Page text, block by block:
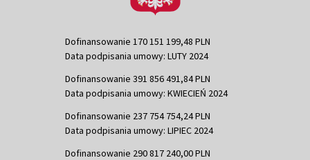
Dofinansowanie 170 151 199,48 PLN
Data podpisania umowy: LUTY 2024
Dofinansowanie 391 856 491,84 PLN
Data podpisania umowy: KWIECIEŃ 2024
Dofinansowanie 237 754 754,24 PLN
Data podpisania umowy: LIPIEC 2024
Dofinansowanie 290 817 240,00 PLN